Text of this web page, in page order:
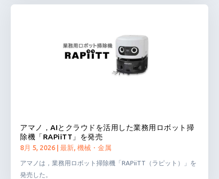
アマノ，AIとクラウドを活用した業務用ロボット掃
除機「RAPiiTT」を発売
8月 5, 2026 |最新,機械・金属
アマノは，業務用ロボット掃除機「RAPiiTT（ラピット）」を
発売した。